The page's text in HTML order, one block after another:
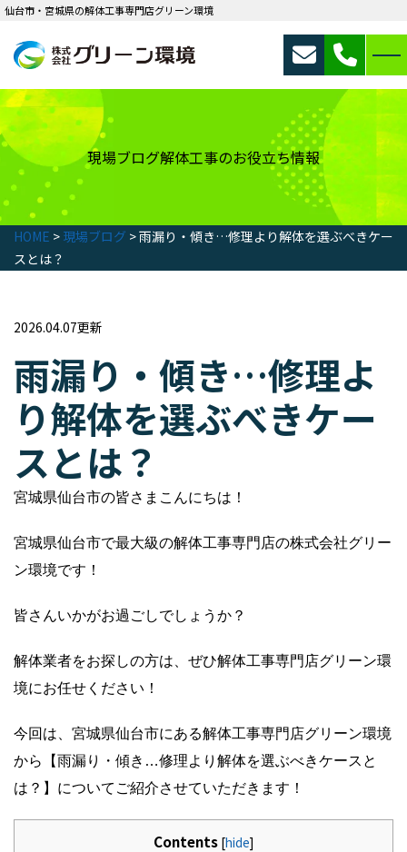
仙台市・宮城県の解体工事専門店グリーン環境
現場ブログ解体工事のお役立ち情報
HOME > 現場ブログ >雨漏り・傾き…修理より解体を選ぶべきケー
スとは？
2026.04.07更新
雨漏り・傾き…修理よ
り解体を選ぶべきケー
スとは？
宮城県仙台市の皆さまこんにちは！
宮城県仙台市で最大級の解体工事専門店の株式会社グリー
ン環境です！
皆さんいかがお過ごしでしょうか？
解体業者をお探しの方は、ぜひ解体工事専門店グリーン環
境にお任せください！
今回は、宮城県仙台市にある解体工事専門店グリーン環境
から【雨漏り・傾き…修理より解体を選ぶべきケースと
は？】についてご紹介させていただきます！
Contents [hide]